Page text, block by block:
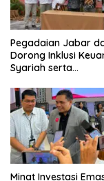
Pegadaian Jabar
Dorong Inklusi
Syariah serta
Minat Investasi